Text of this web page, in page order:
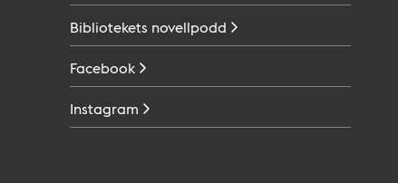
Bibliotekets novellpodd
Facebook
Instagram